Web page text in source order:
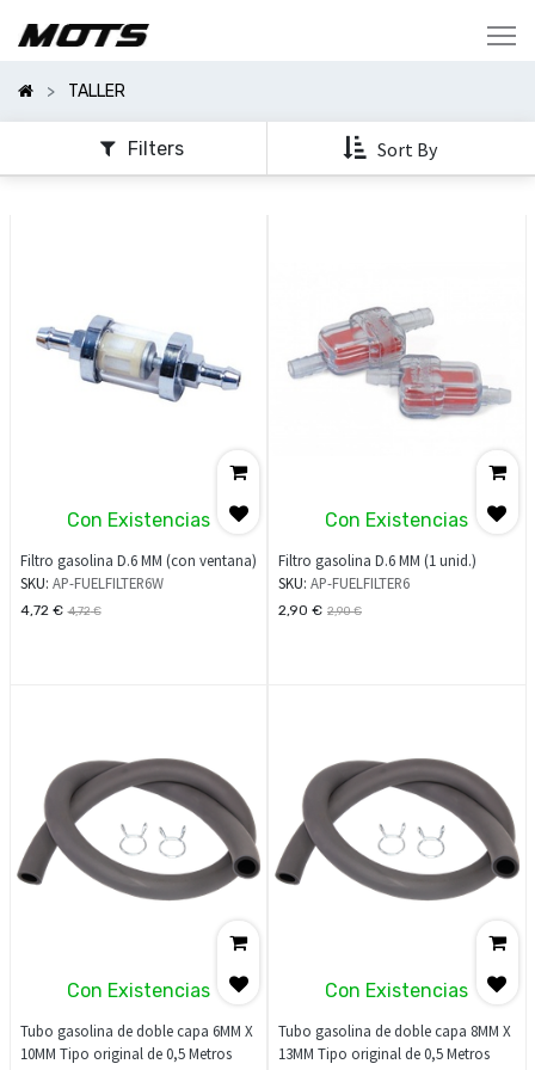
TALLER
Filters Sort By
Categorías
Mostrar
Opciones
Con Existencias
Filtro gasolina D.6 MM (con ventana)
SKU: AP-FUELFILTER6W
4,72€ 4,72€
Con Existencias
Filtro gasolina D.6 MM (1 unid.)
SKU: AP-FUELFILTER6
2,90 € 2,90€
Con Existencias
Tubo gasolina de doble capa 6MM X
10MM Tipo original de 0,5 Metros
Con Existencias
Tubo gasolina de doble capa 8MM X
13MM Tipo original de 0,5 Metros